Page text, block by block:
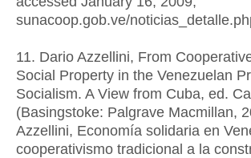
sunacoop.gob.ve/
11. Dario Azzellini, From
Social Property in the Venezuelan
Socialism. A View from Cuba, ed.
(Basingstoke: Palgrave Macmillan,
Azzellini, Economía solidaria en
cooperativismo tradicional a la